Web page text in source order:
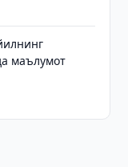
маълумот